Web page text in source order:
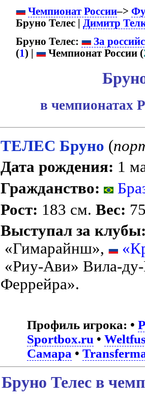
Чемпионат России–>
Бруно Телес |
Димитр
Бруно Телес:
За
(1) | Чемпионат России (
в чемпионатах
ТЕЛЕС Бруно (
Дата рождения: 1
Гражданство:
Рост: 183 см.Вес:
Выступал за
«Гимарайнш»,
«Риу-Ави» Вила-
Феррейра».
Профиль игрока: •
Sportbox.ru •
Самара •
Бруно Телес в